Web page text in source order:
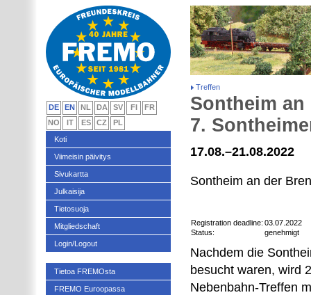
Treffen
Sontheim
7.
17.08.–21.08.2022
Sontheim an der
Registration deadline: 03.07.2022
Status:
genehmigt
Nachdem die
besucht waren, wird
Nebenbahn-Treffen
DE EN NL DA SV FI
FR
NO
IT ES CZ
PL
Koti
Viimeisin päivitys
Sivukartta
Julkaisija
Tietosuoja
Mitgliedschaft
Login/Logout
Tietoa FREMOsta
FREMO Euroopassa